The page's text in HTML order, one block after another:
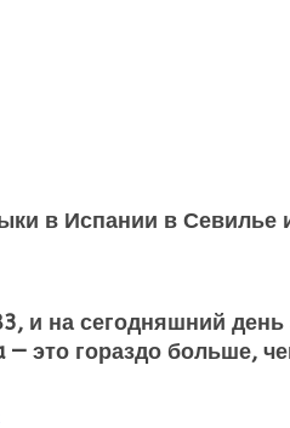
в Испании в Севилье
и на сегодняшний
это гораздо больше,